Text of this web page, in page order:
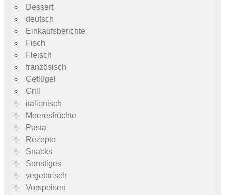
Dessert
deutsch
Einkaufsberichte
Fisch
Fleisch
französisch
Geflügel
Grill
italienisch
Meeresfrüchte
Pasta
Rezepte
Snacks
Sonstiges
vegetarisch
Vorspeisen